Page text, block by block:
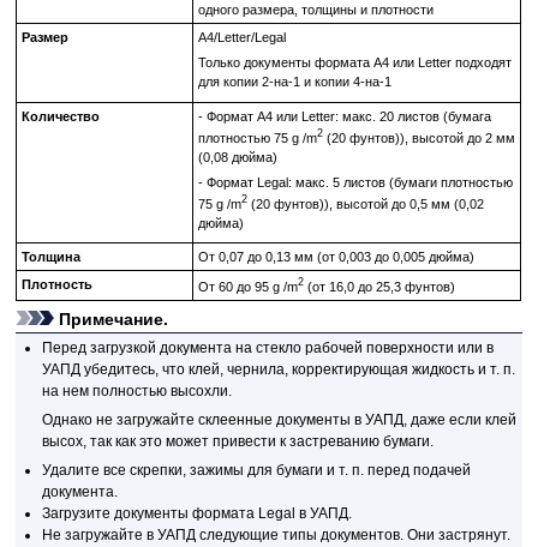
одного размера, толщины и плотности
Размер
A4/Letter/Legal
Только документы формата A4 или Letter подходят
для копии 2-на-1 и копии 4-на-1
Количество - Формат A4 или Letter: макс. 20 листов (бумага
плотностью 75 g /m2(20 фунтов)), высотой до 2 мм
(0,08 дюйма)
- Формат Legal: макс. 5 листов (бумаги плотностью
75 g /m2(20 фунтов)), высотой до 0,5 мм (0,02
дюйма)
Толщина
От 0,07 до 0,13 мм (от 0,003 до 0,005 дюйма)
Плотность
От 60 до 95 g /m2(от 16,0 до 25,3 фунтов)
Примечание.
Перед загрузкой документа настекло рабочей поверхности или в
УАПД убедитесь, что клей, чернила, корректирующая жидкость и т. п.
на нем полностью высохли.
Однако не загружайте склеенные документы вУАПД, даже если клей
высох, так как это может привести к застреванию бумаги.
Удалите все скрепки, зажимы для бумаги и т. п. перед подачей
документа.
Загрузите документы формата Legal вУАПД.
Не загружайте вУАПД следующие типы документов. Они застрянут.